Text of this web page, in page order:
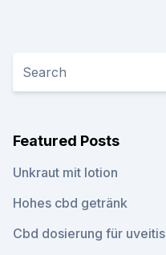
Featured Posts
Unkraut mit lotion
Hohes cbd getränk
Cbd dosierung für uveitis